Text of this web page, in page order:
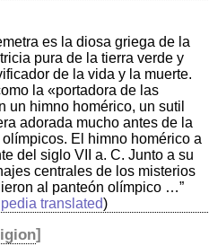
es la diosa griega de la
pura de la tierra verde y
de la vida y la muerte.
la «portadora de las
un himno homérico, un sutil
adorada mucho antes de la
olímpicos. El himno homérico a
del siglo VII a. C. Junto a su
centrales de los misterios
al panteón olímpico …”
translated)
]